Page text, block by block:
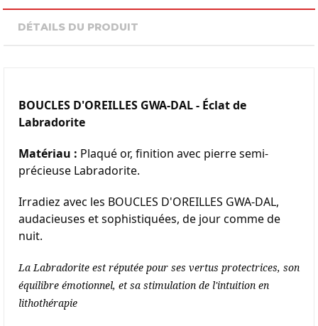
DÉTAILS DU PRODUIT
BOUCLES D'OREILLES GWA-DAL - Éclat de
Labradorite
Matériau : Plaqué or, finition avec pierre semi-
précieuse Labradorite.
Irradiez avec les BOUCLES D'OREILLES GWA-DAL,
audacieuses et sophistiquées, de jour comme de
nuit.
La Labradorite est réputée pour ses vertus protectrices, son
équilibre émotionnel, et sa stimulation de l'intuition en
lithothérapie